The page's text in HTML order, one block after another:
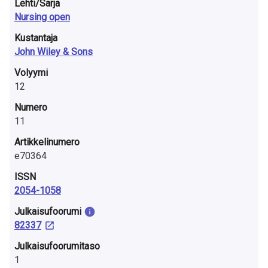
Lehti/Sarja
Nursing open
Kustantaja
John Wiley & Sons
Volyymi
12
Numero
11
Artikkelinumero
e70364
ISSN
2054-1058
Julkaisu­foorumi
82337
Julkaisufoorumitaso
1